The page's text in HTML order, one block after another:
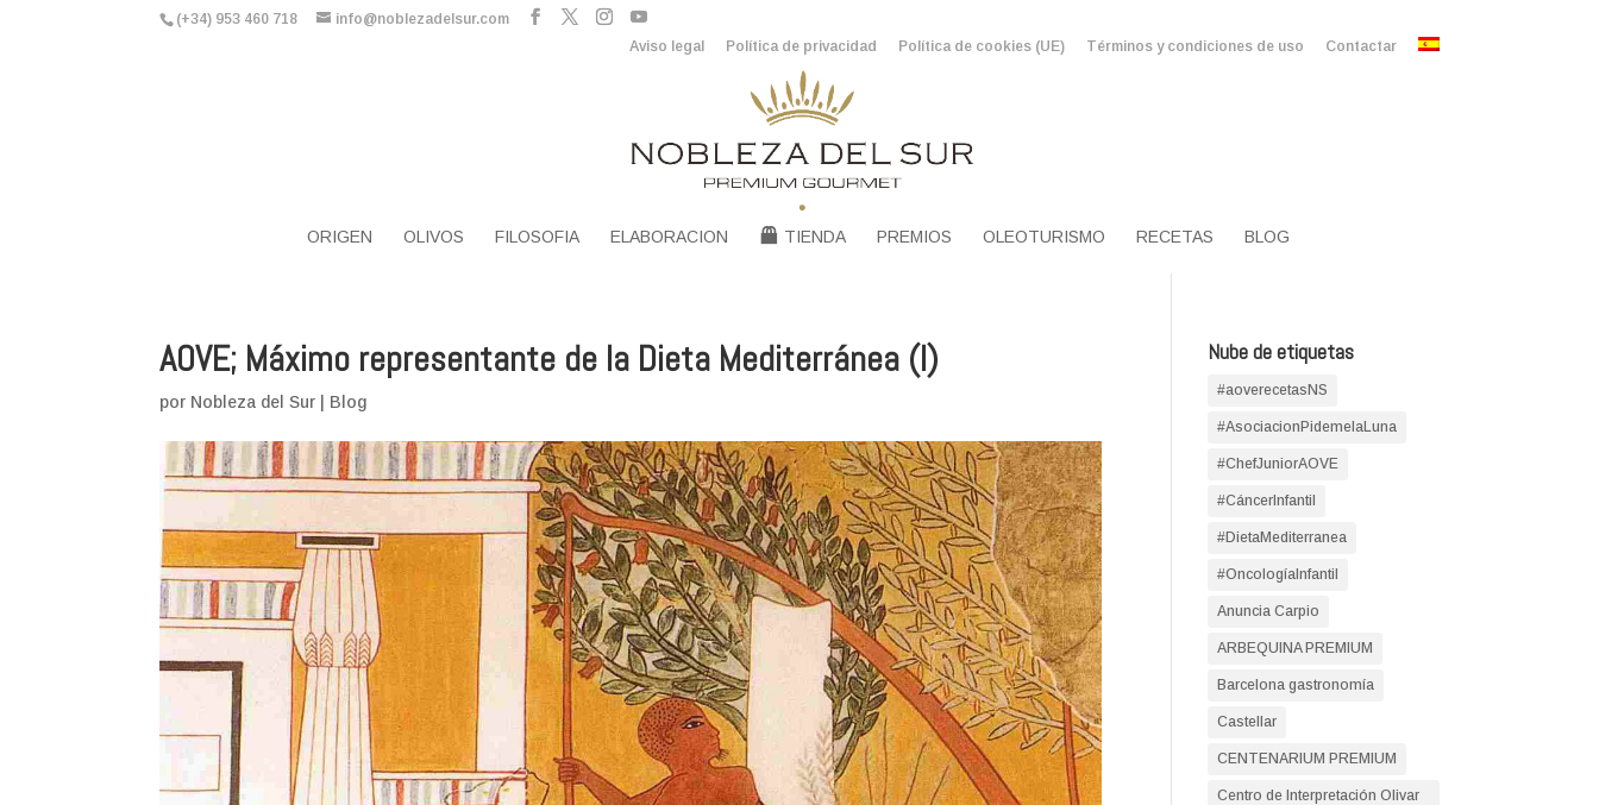
(+34) 953 460 718
info@noblezadelsur.com
Aviso legal
Política de privacidad Política de cookies (UE) Términos y condiciones de uso Contactar
ORIGEN OLIVOS FILOSOFIA ELABORACION TIENDA PREMIOS OLEOTURISMO RECETAS BLOG
AOVE; Máximo representante de la Dieta Mediterránea (I)
por Nobleza del Sur Blog
Nube de etiquetas
#aoverecetasNS
#AsociacionPidemelaLuna
#ChefJuniorAOVE
#CáncerInfantil
#DietaMediterranea
#OncologíaInfantil
Anuncia Carpio
ARBEQUINA PREMIUM
Barcelona gastronomía
Castellar
CENTENARIUM PREMIUM
Centro de Interpretación Olivar